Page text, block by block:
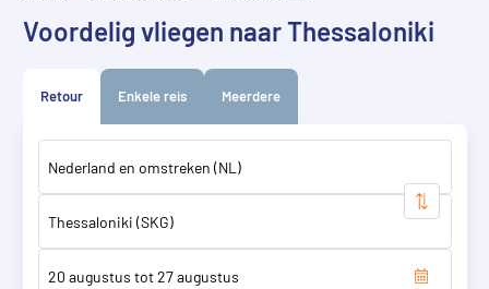
Voordelig vliegen naar Thessaloniki
Retour Enkele reis Meerdere